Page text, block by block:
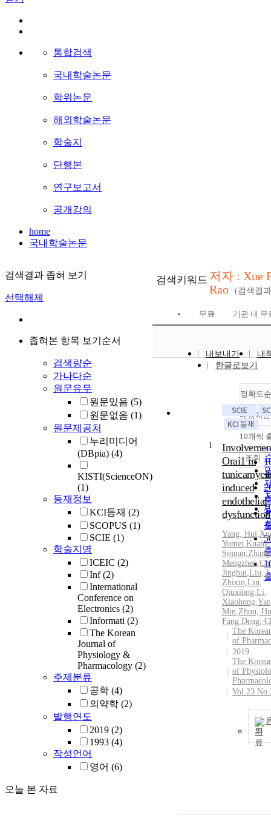
통합검색
국내학술논문
학위논문
해외학술논문
학술지
단행본
연구보고서
공개강의
home
국내학술논문
검색결과 좁혀 보기
선택해제
좁혀본 항목 보기순서
검색량순
가나다순
원문유무
원문있음 (5)
원문없음 (1)
원문제공처
누리미디어
(DBpia) (4)
KISTI(ScienceON)
(1)
등재정보
KCI등재 (2)
SCOPUS (1)
SCIE (1)
학술지명
ICEIC (2)
Inf(2)
International
Conference on
Electronics (2)
Informati (2)
The Korean
Journal of
Physiology &
Pharmacology (2)
주제분류
공학 (4)
의약학 (2)
발행연도
2019 (2)
1993 (4)
작성언어
영어 (6)
오늘 본 자료
검색키워드 저자 : Xue
Rao
(검색결
무료 기관 내 무
내보내기
내
한글로보기
정확도순
내림차순
10개씩
조회
1
Orai1 in
induced
endothelial
dysfunction
Yang, Hui,
Yumei,Kuang,
Sujuan,
Mengzhen,
Jinghui,Liu,
Zhixin,Lin,
Qiuxiong,Li,
Xiaohong,
Min,Zhou,
Fang,Deng,
The
of
2019
The
of
Vol.23
기